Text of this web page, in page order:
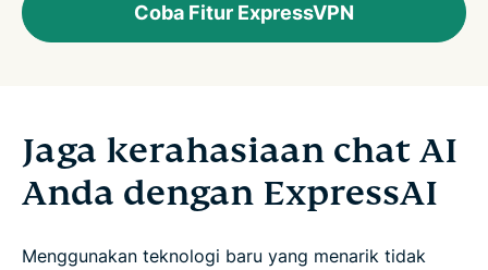
Coba Fitur ExpressVPN
Jaga kerahasiaan chat AI
Anda dengan ExpressAI
Menggunakan teknologi baru yang menarik tidak